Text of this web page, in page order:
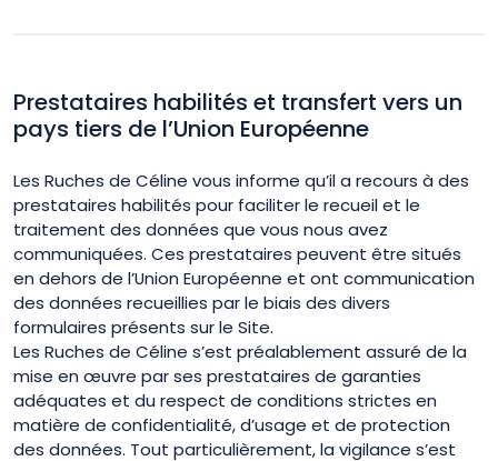
Prestataires habilités et transfert vers un
pays tiers de l’Union Européenne
Les Ruches de Céline vous informe qu’il a recours à des
prestataires habilités pour faciliter le recueil et le
traitement des données que vous nous avez
communiquées. Ces prestataires peuvent être situés
en dehors de l’Union Européenne et ont communication
des données recueillies par le biais des divers
formulaires présents sur le Site.
Les Ruches de Céline s’est préalablement assuré de la
mise en œuvre par ses prestataires de garanties
adéquates et du respect de conditions strictes en
matière de confidentialité, d’usage et de protection
des données. Tout particulièrement, la vigilance s’est